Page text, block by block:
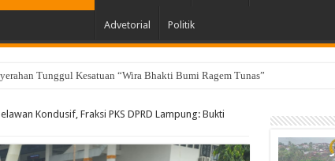
Advetorial Politik
Berbasis Data melalui Peluncuran Satelit Lampung-1 Berbasis AI
Kondusif, Fraksi PKS DPRD Lampung: Bukti